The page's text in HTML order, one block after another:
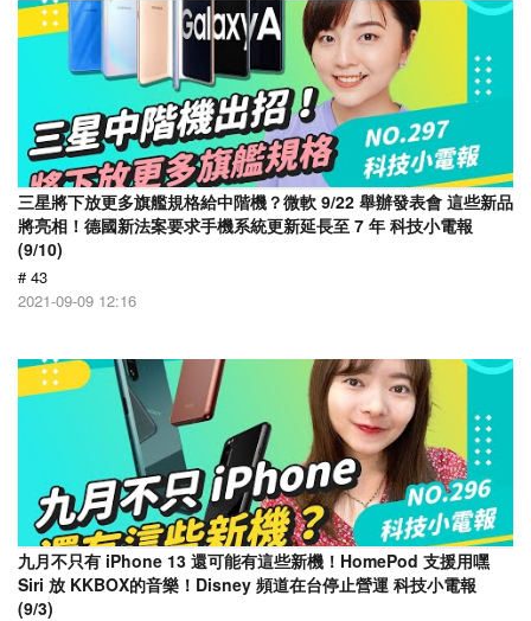
三星將下放更多旗艦規格給中階機？微軟 9/22 舉辦發表會 這些新品
將亮相！德國新法案要求手機系統更新延長至 7 年 科技小電報
(9/10)
# 43
2021-09-09 12:16
九月不只有 iPhone 13 還可能有這些新機！HomePod 支援用嘿
Siri 放 KKBOX的音樂！Disney 頻道在台停止營運 科技小電報
(9/3)